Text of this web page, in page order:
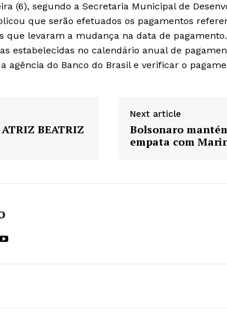
(6), segundo a Secretaria Municipal de
que serão efetuados os pagamentos
que levaram a mudança na data de
estabelecidas no calendário anual de
agência do Banco do Brasil e verificar o
BEATRIZ
Next article
Bolsonaro
empata com